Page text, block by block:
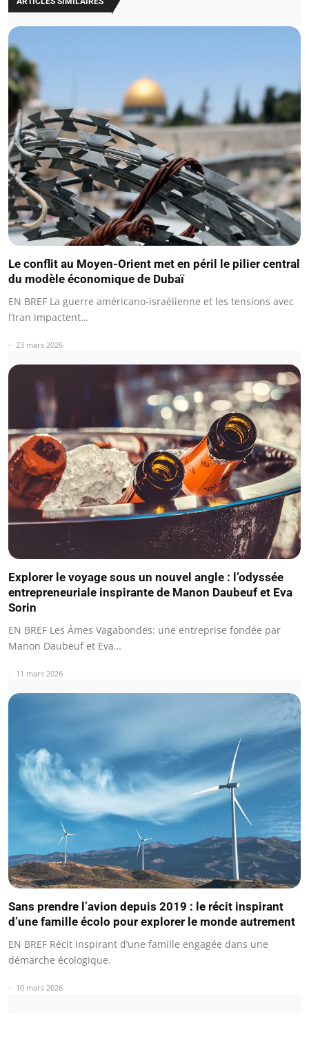
Le conflit au Moyen-Orient met en péril le pilier central
du modèle économique de Dubaï
EN BREF La guerre américano-israélienne et les tensions avec
l’Iran impactent…
23 mars 2026
Explorer le voyage sous un nouvel angle : l’odyssée
entrepreneuriale inspirante de Manon Daubeuf et Eva
Sorin
EN BREF Les Âmes Vagabondes: une entreprise fondée par
Manon Daubeuf et Eva…
11 mars 2026
Sans prendre l’avion depuis 2019 : le récit inspirant
d’une famille écolo pour explorer le monde autrement
EN BREF Récit inspirant d’une famille engagée dans une
démarche écologique.
10 mars 2026